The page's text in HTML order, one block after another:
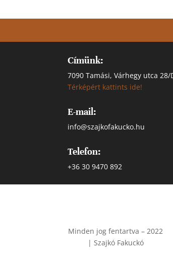
Címünk:
7090 Tamási, Várhegy utca 28/
Térképért kattints ide!
E-mail:
info@szajkofakucko.hu
Telefon:
+36 30 9470 892
Minden jog fentartva – 2022
| Szajkó Fakuckó